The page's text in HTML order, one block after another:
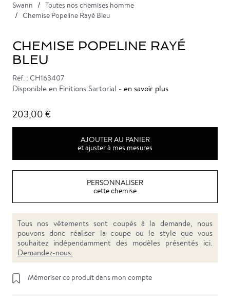
Swann
Toutes nos chemises homme
Chemise Popeline Rayé Bleu
CHEMISE POPELINE RAYÉ
BLEU
Réf. : CH163407
Disponible en Finitions Sartorial - en savoir plus
203,00 €
AJOUTER AU PANIER
et ajuster à mes mesures
PERSONNALISER
cette chemise
Tous nos vêtements sont coupés à la demande, nous
pouvons donc réaliser la coupe ou le style que vous
souhaitez indépendamment des modèles présentés ici.
Demandez-nous.
Mémoriser ce produit dans mon compte